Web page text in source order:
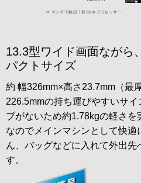
13.3型ワイド画面ながら
パクトサイズ
約 幅326mm×高さ23.7mm（最
226.5mmの持ち運びやすいサ
ブがないため約1.78kgの軽さ
なのでメインマシンとして快適
ん、バッグなどに入れて外出先
す。